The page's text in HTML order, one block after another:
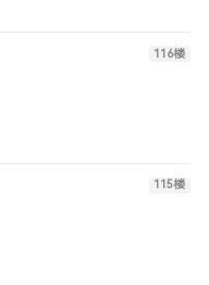
116楼
115楼